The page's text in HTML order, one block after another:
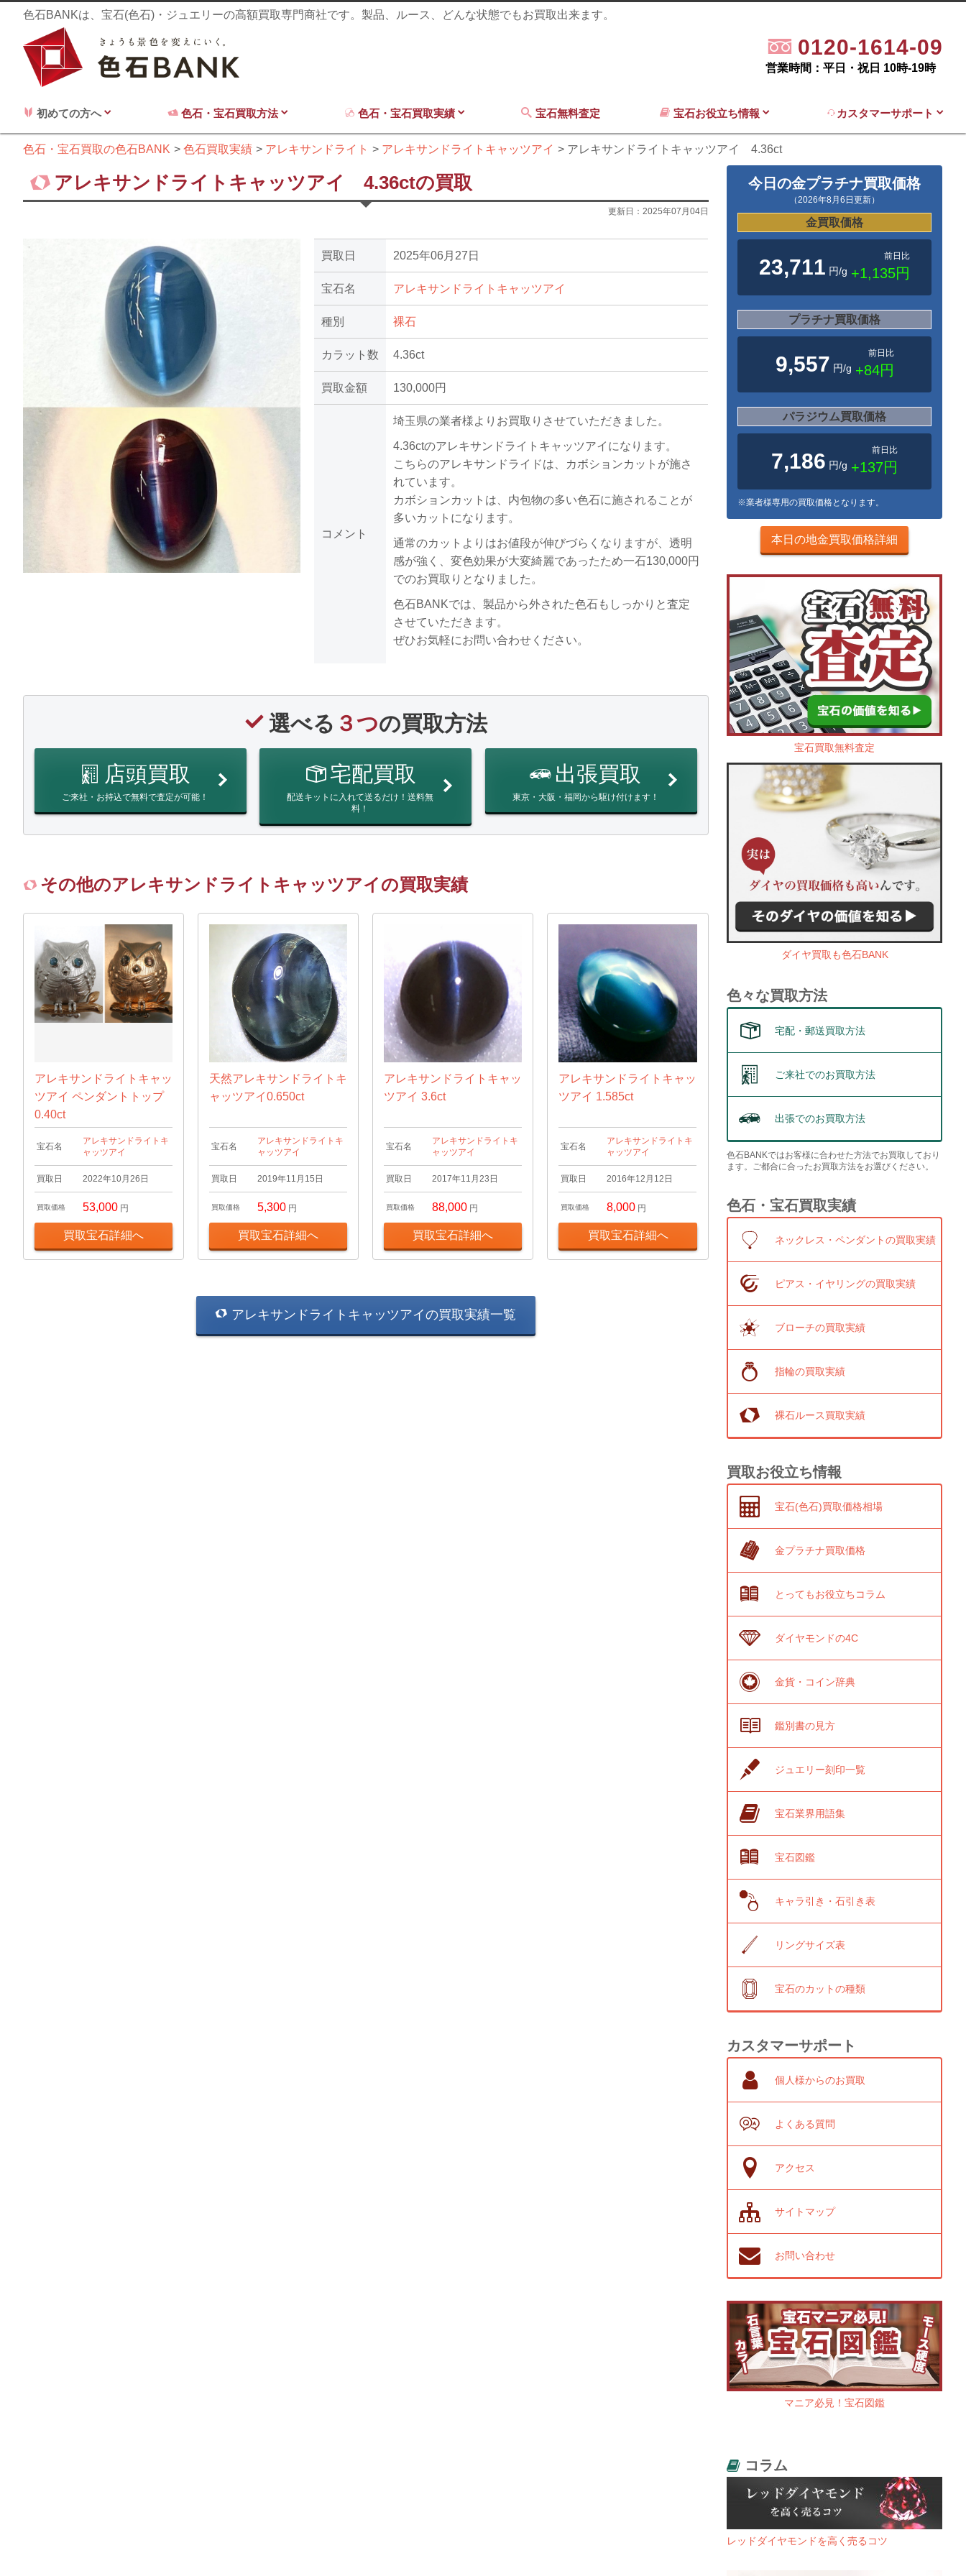
色石BANKは、宝石(色石)・ジュエリーの高額買取専門商社です。製品、ルース、どんな状態でもお買取出来ます。
0120-1614-09
営業時間：平日・祝日 10時-19時
初めての方へ 色石・宝石買取方法 色石・宝石買取実績 宝石無料査定 宝石お役立ち情報 カスタマーサポート
色石・宝石買取の色石BANK 色石買取実績 アレキサンドライト アレキサンドライトキャッツアイ アレキサンドライトキャッツアイ 4.36ct
アレキサンドライトキャッツアイ 4.36ctの買取
更新日： 2025年07月04日
買取日 2025年06月27日
宝石名 アレキサンドライトキャッツアイ
種別 裸石
カラット数 4.36ct
買取金額 130,000円
コメント
埼玉県の業者様よりお買取りさせていただきました。
4.36ctのアレキサンドライトキャッツアイになります。
こちらのアレキサンドライドは、カボションカットが施さ
れています。
カボションカットは、内包物の多い色石に施されることが
多いカットになります。
通常のカットよりはお値段が伸びづらくなりますが、透明
感が強く、変色効果が大変綺麗であったため一石130,000円
でのお買取りとなりました。
色石BANKでは、製品から外された色石もしっかりと査定
させていただきます。
ぜひお気軽にお問い合わせください。
選べる ３つの買取方法
店頭買取
ご来社・お持込で無料で査定が可能！
宅配買取
配送キットに入れて送るだけ！送料無
料！
出張買取
東京・大阪・福岡から駆け付けます！
その他のアレキサンドライトキャッツアイの買取実績
アレキサンドライトキャッ
ツアイ ペンダントトップ
0.40ct
宝石名
アレキサンドライトキ
ャッツアイ
買取日 2022年10月26日
買取価格 53,000 円
買取宝石詳細へ
天然アレキサンドライトキ
ャッツアイ0.650ct
宝石名
アレキサンドライトキ
ャッツアイ
買取日 2019年11月15日
買取価格 5,300 円
買取宝石詳細へ
アレキサンドライトキャッ
ツアイ 3.6ct
宝石名
アレキサンドライトキ
ャッツアイ
買取日 2017年11月23日
買取価格 88,000 円
買取宝石詳細へ
アレキサンドライトキャッ
ツアイ 1.585ct
宝石名
アレキサンドライトキ
ャッツアイ
買取日 2016年12月12日
買取価格 8,000 円
買取宝石詳細へ
アレキサンドライトキャッツアイの買取実績一覧
今日の金プラチナ買取価格
（2026年8月6日更新）
金買取価格
23,711 円/g
前日比
+1,135円
プラチナ買取価格
9,557 円/g
前日比
+84円
パラジウム買取価格
7,186 円/g
前日比
+137円
※業者様専用の買取価格となります。
本日の地金買取価格詳細
宝石買取無料査定
ダイヤ買取も色石BANK
色々な買取方法
宅配・郵送買取方法
ご来社でのお買取方法
出張でのお買取方法
色石BANKではお客様に合わせた方法でお買取しており
ます。ご都合に合ったお買取方法をお選びください。
色石・宝石買取実績
ネックレス・ペンダントの買取実績
ピアス・イヤリングの買取実績
ブローチの買取実績
指輪の買取実績
裸石ルース買取実績
買取お役立ち情報
宝石(色石)買取価格相場
金プラチナ買取価格
とってもお役立ちコラム
ダイヤモンドの4C
金貨・コイン辞典
鑑別書の見方
ジュエリー刻印一覧
宝石業界用語集
宝石図鑑
キャラ引き・石引き表
リングサイズ表
宝石のカットの種類
カスタマーサポート
個人様からのお買取
よくある質問
アクセス
サイトマップ
お問い合わせ
マニア必見！宝石図鑑
コラム
レッドダイヤモンドを高く売るコツ